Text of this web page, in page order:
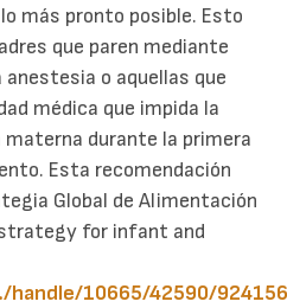
más pronto posible. Esto
que paren mediante
anestesia o aquellas que
médica que impida la
durante la primera
Esta recomendación
Global de Alimentación
for infant and
handle/10665/42590/